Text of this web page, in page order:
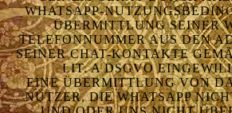
WHATSAPP-
ÜBERMITTLUNG SEINER
TELEFONNUMMER AUS DEN
SEINER CHAT-KONTAKTE
IT. A DSGVO
EINE ÜBERMITTLUNG VON
NUTZER, DIE WHATSAPP